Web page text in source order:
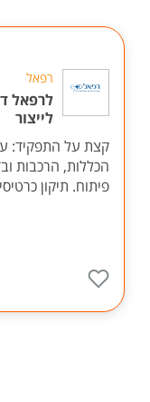
רפאל
לרפאל
לייצור
קצת על התפקיד:
הכללות, הרכבות
פיתוח. תיקון